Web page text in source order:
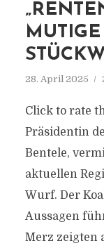
28. April 2025
Click to rate
Präsidentin
Bentele,
aktuellen
Wurf. Der
Aussagen
Merz zeigten